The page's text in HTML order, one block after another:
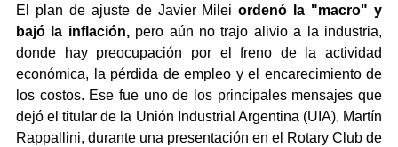
El plan de ajuste de Javier Milei ordenó la "macro" y
bajó la inflación, pero aún no trajo alivio a la industria,
donde hay preocupación por el freno de la actividad
económica, la pérdida de empleo y el encarecimiento de
los costos. Ese fue uno de los principales mensajes que
dejó el titular de la Unión Industrial Argentina (UIA), Martín
Rappallini, durante una presentación en el Rotary Club de